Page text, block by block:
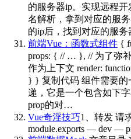
的服务器ip。实现远程
名解析，拿到对应的服
的ip后，找到对应的服
前端Vue：函数式组件 {
props: { // … }, // 为了弥
作为上下文 render:
} } 复制代码 组件需要的
递，它是一个包含如下
prop的对…
Vue奇淫技巧1、转发 请
module.exports — dev —